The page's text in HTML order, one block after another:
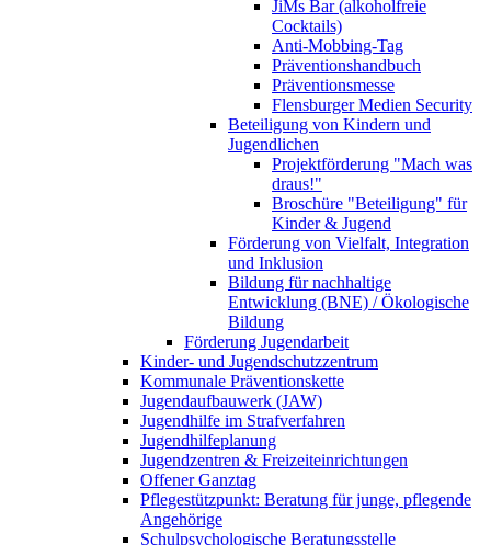
JiMs Bar (alkoholfreie
Cocktails)
Anti-Mobbing-Tag
Präventionshandbuch
Präventionsmesse
Flensburger Medien Security
Beteiligung von Kindern und
Jugendlichen
Projektförderung "Mach was
draus!"
Broschüre "Beteiligung" für
Kinder & Jugend
Förderung von Vielfalt, Integration
und Inklusion
Bildung für nachhaltige
Entwicklung (BNE) / Ökologische
Bildung
Förderung Jugendarbeit
Kinder- und Jugendschutzzentrum
Kommunale Präventionskette
Jugendaufbauwerk (JAW)
Jugendhilfe im Strafverfahren
Jugendhilfeplanung
Jugendzentren & Freizeiteinrichtungen
Offener Ganztag
Pflegestützpunkt: Beratung für junge, pflegende
Angehörige
Schulpsychologische Beratungsstelle